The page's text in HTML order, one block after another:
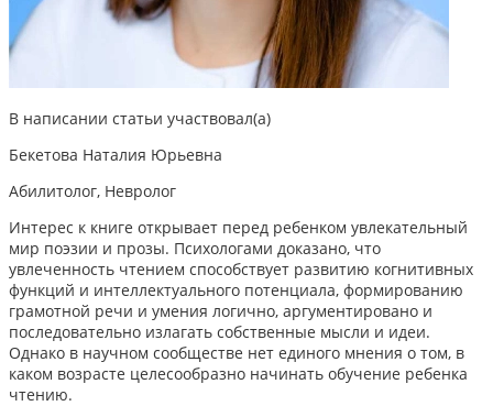
В написании статьи участвовал(а)
Бекетова Наталия Юрьевна
Абилитолог, Невролог
Интерес к книге открывает перед ребенком увлекательный
мир поэзии и прозы. Психологами доказано, что
увлеченность чтением способствует развитию когнитивных
функций и интеллектуального потенциала, формированию
грамотной речи и умения логично, аргументировано и
последовательно излагать собственные мысли и идеи.
Однако в научном сообществе нет единого мнения о том, в
каком возрасте целесообразно начинать обучение ребенка
чтению.